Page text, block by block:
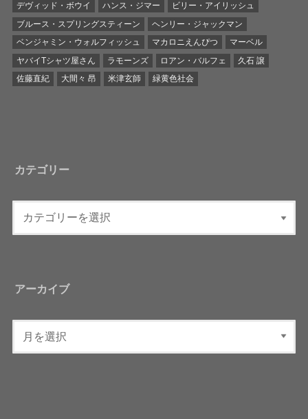
デヴィッド・ボウイ
ハンス・ジマー
ビリー・アイリッシュ
ブルース・スプリングスティーン
ヘンリー・ジャックマン
ベンジャミン・ウォルフィッシュ
マカロニえんぴつ
マーベル
ヤバイTシャツ屋さん
ラモーンズ ロアン・バルフェ
久石 譲
佐藤直紀
大間々 昂 米津玄師 緑黄色社会
カテゴリー
アーカイブ